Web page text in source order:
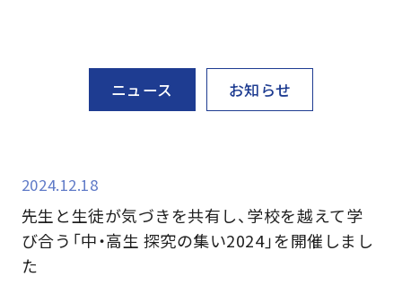
ニュース お知らせ
2024.12.18
先生と生徒が気づきを共有し、学校を越えて学
び合う「中・高生 探究の集い2024」を開催しまし
た